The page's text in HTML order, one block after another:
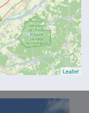
Leaflet